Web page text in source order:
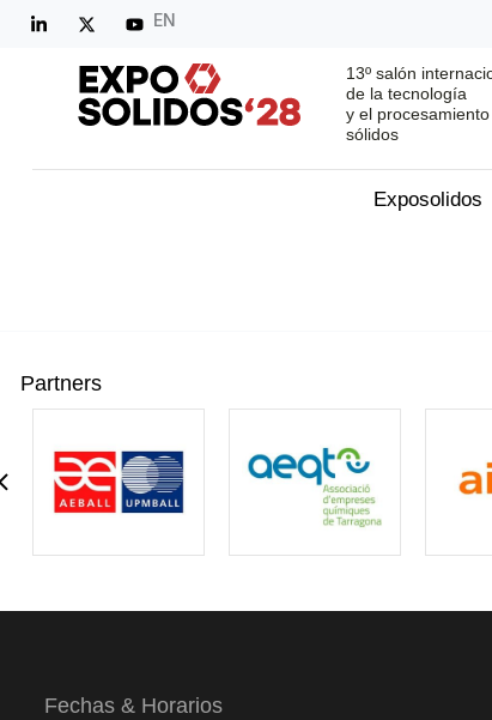
EN
13º salón
de la tecnología
y el
sólidos
Exposolidos
Partners
Fechas & Horarios